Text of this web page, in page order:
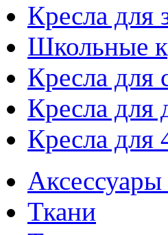
Кресла для
Школьные
Кресла для
Кресла для
Кресла для
Ткани